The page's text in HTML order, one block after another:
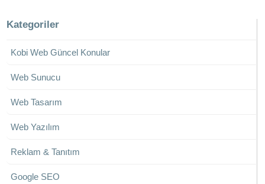
Kategoriler
Kobi Web Güncel Konular
Web Sunucu
Web Tasarım
Web Yazılım
Reklam & Tanıtım
Google SEO